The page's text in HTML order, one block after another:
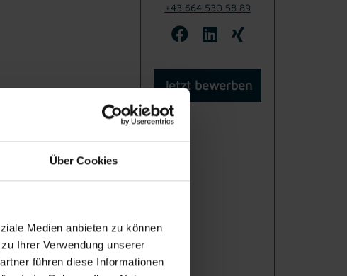
Über Cookies
Medien anbieten zu können
Ihrer Verwendung unserer
führen diese Informationen
+43 664 530 58 89
Jetzt bewerben